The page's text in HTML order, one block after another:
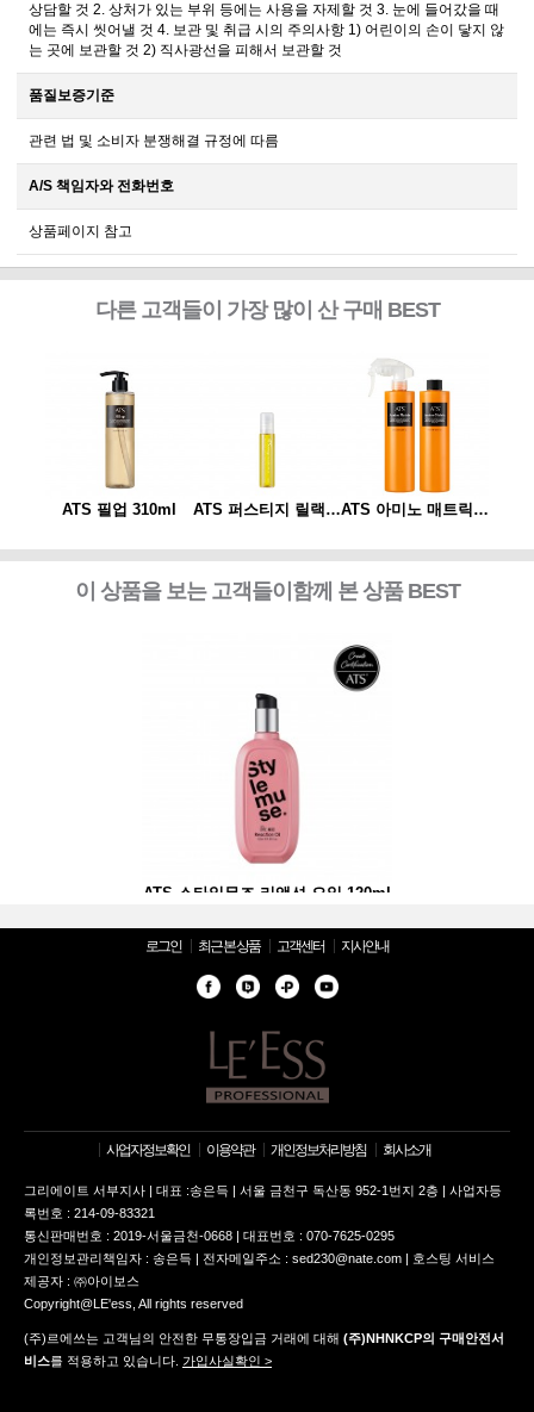
상담할 것 2. 상처가 있는 부위 등에는 사용을 자제할 것 3. 눈에 들어갔을 때
에는 즉시 씻어낼 것 4. 보관 및 취급 시의 주의사항 1) 어린이의 손이 닿지 않
는 곳에 보관할 것 2) 직사광선을 피해서 보관할 것
품질보증기준
관련 법 및 소비자 분쟁해결 규정에 따름
A/S 책임자와 전화번호
상품페이지 참고
다른 고객들이 가장 많이 산 구매 BEST
ATS 필업 310ml ATS 퍼스티지 릴랙싱 스파오일 10ml ATS 아미노 매트릭스 310ml*2개 세트(스프레이 동봉)
이 상품을 보는 고객들이함께 본 상품 BEST
ATS 스타일뮤즈 리액션 오일 120ml
로그인 최근 본 상품 고객센터 지사안내
사업자정보확인 이용약관 개인정보처리방침 회사소개
그리에이트 서부지사 | 대표 :송은득 | 서울 금천구 독산동 952-1번지 2층 | 사업자등
록번호 : 214-09-83321
통신판매번호 : 2019-서울금천-0668 | 대표번호 : 070-7625-0295
개인정보관리책임자 : 송은득 | 전자메일주소 : sed230@nate.com | 호스팅 서비스
제공자 : ㈜아이보스
Copyright@LE'ess, All rights reserved
(주)르에쓰는 고객님의 안전한 무통장입금 거래에 대해 (주)NHNKCP의 구매안전서
비스를 적용하고 있습니다. 가입사실확인 >